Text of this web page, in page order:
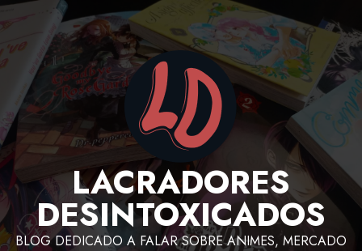
LACRADORES
DESINTOXICADOS
BLOG DEDICADO A FALAR SOBRE ANIMES, MERCADO